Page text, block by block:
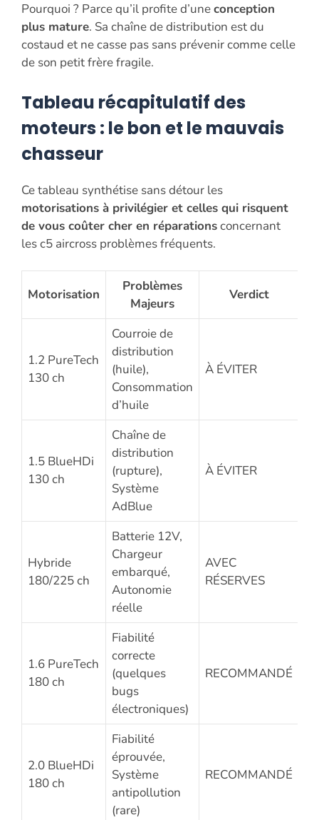
Pourquoi ? Parce qu’il profite d’uneconception
plus mature. Sa chaîne de distribution est du
costaud et ne casse pas sans prévenir comme celle
de son petit frère fragile.
Tableau récapitulatif des
moteurs : le bon et le mauvais
chasseur
Ce tableau synthétise sans détour les
motorisations à privilégier et celles qui risquent
de vous coûter cher en réparationsconcernant
les c5 aircross problèmes fréquents.
Motorisation
Problèmes
Majeurs
Verdict
1.2 PureTech
130 ch
Courroie de
distribution
(huile),
Consommation
d’huile
À ÉVITER
1.5 BlueHDi
130 ch
Chaîne de
distribution
(rupture),
Système
AdBlue
À ÉVITER
Hybride
180/225 ch
Batterie 12V,
Chargeur
embarqué,
Autonomie
réelle
AVEC
RÉSERVES
1.6 PureTech
180 ch
Fiabilité
correcte
(quelques
bugs
électroniques)
RECOMMANDÉ
2.0 BlueHDi
180 ch
Fiabilité
éprouvée,
Système
antipollution
(rare)
RECOMMANDÉ